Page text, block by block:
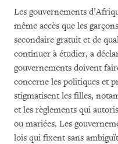
Les gouvernements
même accès que les
secondaire gratuit et de
continuer à étudier, a
gouvernements doivent
concerne les politiques et
stigmatisent les filles,
et les règlements qui
ou mariées. Les
lois qui fixent sans